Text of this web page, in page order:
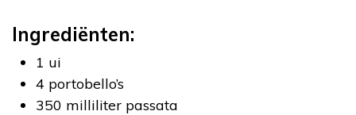
Ingrediënten:
1 ui
4 portobello’s
350 milliliter passata